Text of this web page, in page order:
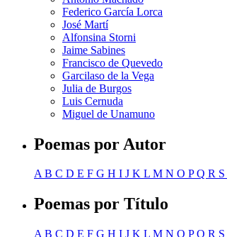
Federico García Lorca
José Martí
Alfonsina Storni
Jaime Sabines
Francisco de Quevedo
Garcilaso de la Vega
Julia de Burgos
Luis Cernuda
Miguel de Unamuno
Poemas por Autor
AB C D E F G H I J K L M N O PQ R S
Poemas por Título
A B C D E F G H I J K L M N O PQ R S